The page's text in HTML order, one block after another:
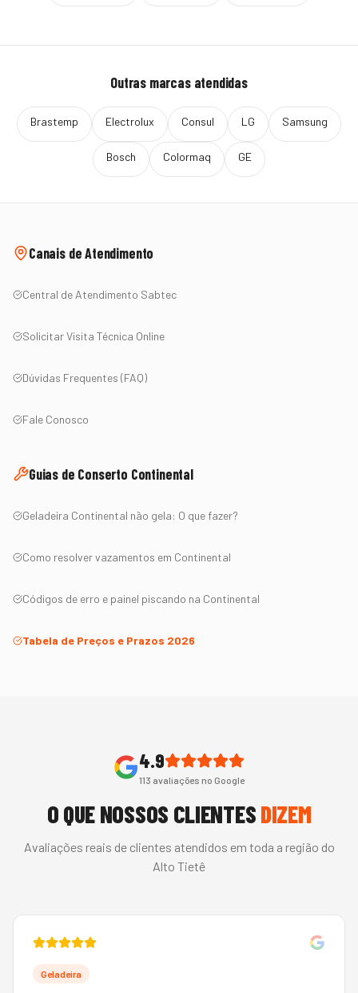
Outras marcas atendidas
Brastemp Electrolux Consul LG Samsung
Bosch Colormaq GE
Canais de Atendimento
Central de Atendimento Sabtec
Solicitar Visita Técnica Online
Dúvidas Frequentes (FAQ)
Fale Conosco
Guias de Conserto Continental
Geladeira Continental não gela: O que fazer?
Como resolver vazamentos em Continental
Códigos de erro e painel piscando na Continental
Tabela de Preços e Prazos 2026
4.9
113 avaliações no Google
O QUE NOSSOS CLIENTESDIZEM
Avaliações reais de clientes atendidos em toda a região do
Alto Tietê
Geladeira